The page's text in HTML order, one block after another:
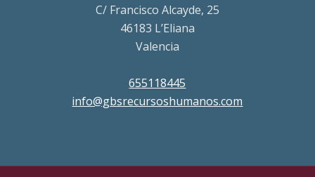
C/ Francisco Alcayde, 25
46183 L’Eliana
Valencia
655118445
info@gbsrecursoshumanos.com